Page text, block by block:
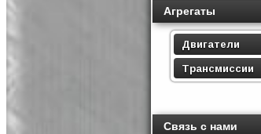
Агрегаты
Двигатели
Трансмиссии
Связь с нами